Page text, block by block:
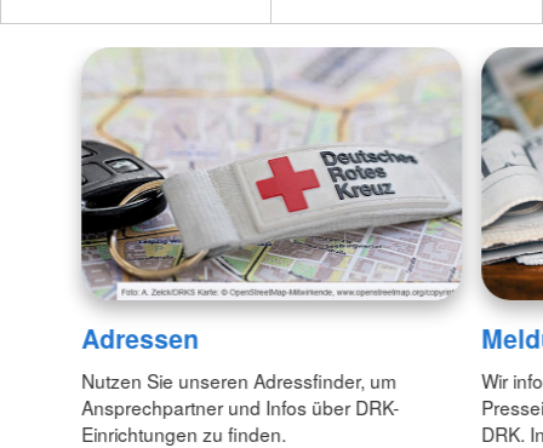
Adressen
Nutzen Sie unseren Adressfinder, um
Ansprechpartner und Infos über DRK-
Einrichtungen zu finden.
Wir
DRK.